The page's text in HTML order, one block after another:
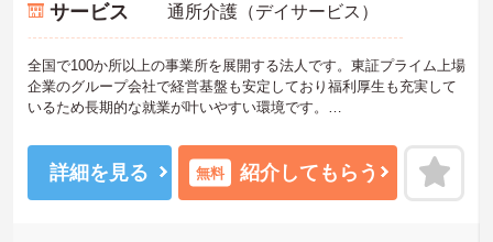
サービス 通所介護（デイサービス）
全国で100か所以上の事業所を展開する法人です。東証プライム上場
企業のグループ会社で経営基盤も安定しており福利厚生も充実して
いるため長期的な就業が叶いやすい環境です。
クがある方も高い目標をもって仕事に取り組んでいただけます◎
ご興味ある方には、面接対策ポイントなど、さらに詳細をお話しい
たしますのでお気軽にご相談ください！
詳細を見る 無料 紹介してもらう